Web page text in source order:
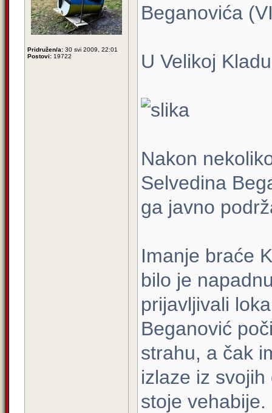
Pridružen/a: 30 svi 2009, 22:01
Postovi: 19722
Beganovića
U Velikoj
Nakon
Selvedina
ga javno
Imanje braće
bilo je
prijavljivali
Beganović
strahu, a čak
izlaze iz
stoje vehabije.